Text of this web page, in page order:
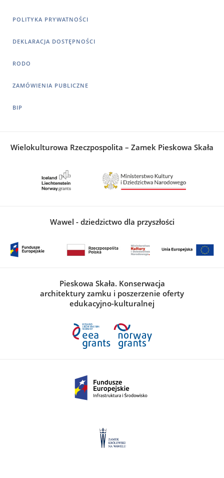
POLITYKA PRYWATNOŚCI
DEKLARACJA DOSTĘPNOŚCI
RODO
ZAMÓWIENIA PUBLICZNE
BIP
Wielokulturowa Rzeczpospolita – Zamek Pieskowa Skała
Wawel - dziedzictwo dla przyszłości
Pieskowa Skała. Konserwacja
architektury zamku i poszerzenie oferty
edukacyjno-kulturalnej